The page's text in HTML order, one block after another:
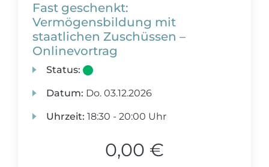
Fast geschenkt:
Vermögensbildung mit
staatlichen Zuschüssen –
Onlinevortrag
Status:
Datum: Do. 03.12.2026
Uhrzeit: 18:30 - 20:00 Uhr
0,00 €